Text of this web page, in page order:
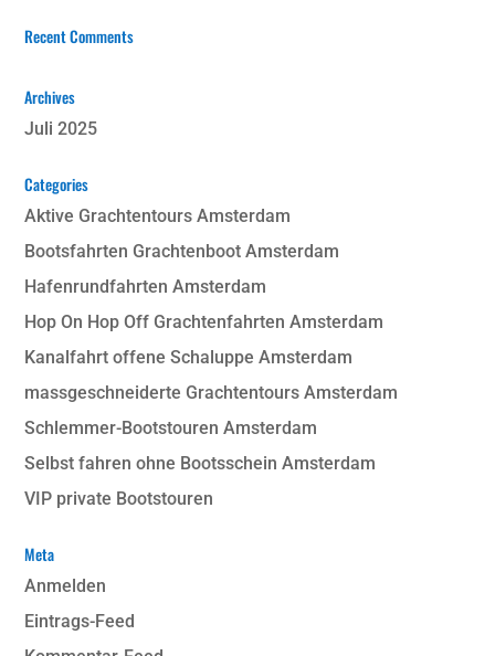
Recent Comments
Archives
Juli 2025
Categories
Aktive Grachtentours Amsterdam
Bootsfahrten Grachtenboot Amsterdam
Hafenrundfahrten Amsterdam
Hop On Hop Off Grachtenfahrten Amsterdam
Kanalfahrt offene Schaluppe Amsterdam
massgeschneiderte Grachtentours Amsterdam
Schlemmer-Bootstouren Amsterdam
Selbst fahren ohne Bootsschein Amsterdam
VIP private Bootstouren
Meta
Anmelden
Eintrags-Feed